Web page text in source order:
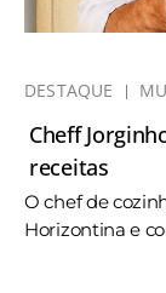
DESTAQUE
Cheff
receitas
O chef de
Horizontina e